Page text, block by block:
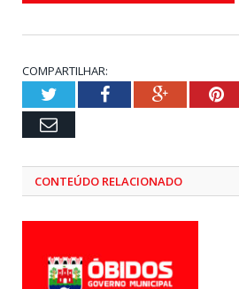
COMPARTILHAR:
TwitterFacebookGoogle+
Email
CONTEÚDO RELACIONADO